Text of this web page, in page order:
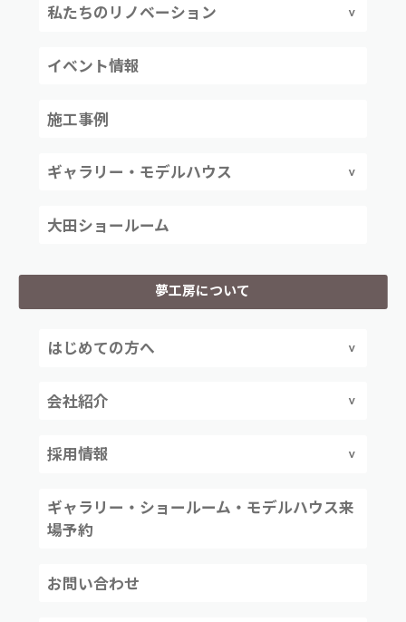
私たちのリノベーション
イベント情報
施工事例
ギャラリー・モデルハウス
大田ショールーム
夢工房について
はじめての方へ
会社紹介
採用情報
ギャラリー・ショールーム・モデルハウス来
場予約
お問い合わせ